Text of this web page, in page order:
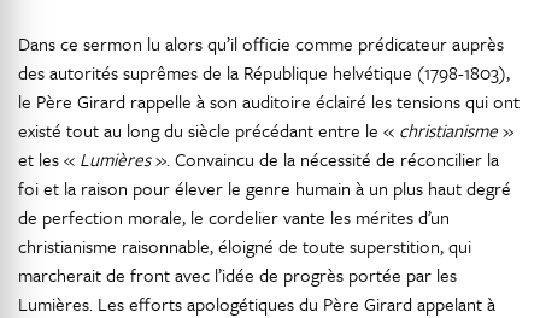
Dans ce sermon lu alors qu’il officie comme prédicateur auprès
des autorités suprêmes de la République helvétique (1798-1803),
le Père Girard rappelle à son auditoire éclairé les tensions qui ont
existé tout au long du siècle précédant entre le « christianisme»
et les « Lumières». Convaincu de la nécessité de réconcilier la
foi et la raison pour élever le genre humain à un plus haut degré
de perfection morale, le cordelier vante les mérites d’un
christianisme raisonnable, éloigné de toute superstition, qui
marcherait de front avec l’idée de progrès portée par les
Lumières. Les efforts apologétiques du Père Girard appelant à